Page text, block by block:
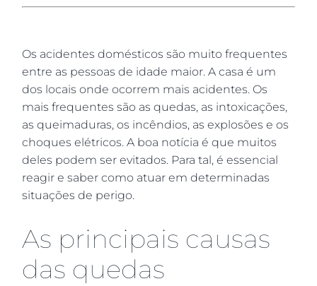
Os acidentes domésticos são muito frequentes
entre as pessoas de idade maior. A casa é um
dos locais onde ocorrem mais acidentes. Os
mais frequentes são as quedas, as intoxicações,
as queimaduras, os incêndios, as explosões e os
choques elétricos. A boa notícia é que muitos
deles podem ser evitados. Para tal, é essencial
reagir e saber como atuar em determinadas
situações de perigo.
As principais causas
das quedas